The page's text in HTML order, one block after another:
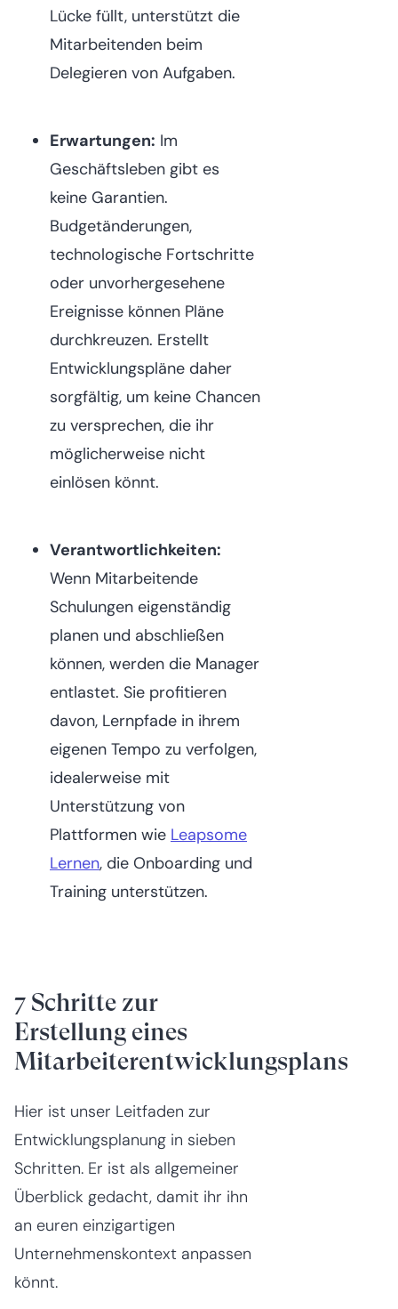
Lücke füllt, unterstützt die
Mitarbeitenden beim
Delegieren von Aufgaben.
Erwartungen: Im
Geschäftsleben gibt es
keine Garantien.
Budgetänderungen,
technologische Fortschritte
oder unvorhergesehene
Ereignisse können Pläne
durchkreuzen. Erstellt
Entwicklungspläne daher
sorgfältig, um keine Chancen
zu versprechen, die ihr
möglicherweise nicht
einlösen könnt.
Verantwortlichkeiten:
Wenn Mitarbeitende
Schulungen eigenständig
planen und abschließen
können, werden die Manager
entlastet. Sie profitieren
davon, Lernpfade in ihrem
eigenen Tempo zu verfolgen,
idealerweise mit
Unterstützung von
Plattformen wie Leapsome
Lernen, die Onboarding und
Training unterstützen.
7 Schritte zur
Erstellung eines
Mitarbeiterentwicklungsplans
Hier ist unser Leitfaden zur
Entwicklungsplanung in sieben
Schritten. Er ist als allgemeiner
Überblick gedacht, damit ihr ihn
an euren einzigartigen
Unternehmenskontext anpassen
könnt.